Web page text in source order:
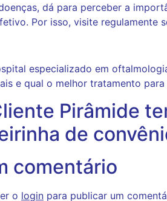
dá para perceber a
vo. Por isso, visite regulamente
especializado em
e qual o melhor tratamento para
Pirâmide
de
comentário
o login para publicar um